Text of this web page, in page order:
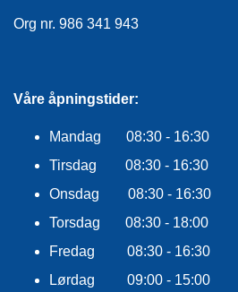
Org nr. 986 341 943
Våre åpningstider:
Mandag 08:30 - 16:30
Tirsdag 08:30 - 16:30
Onsdag 08:30 - 16:30
Torsdag 08:30 - 18:00
Fredag 08:30 - 16:30
Lørdag 09:00 - 15:00